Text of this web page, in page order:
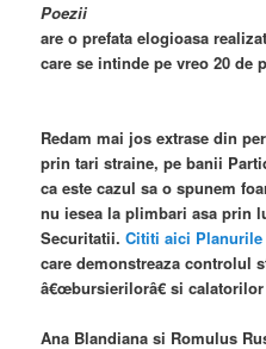
Poezii
are o prefata elogioasa
care se intinde pe vreo 20 de
Redam mai jos extrase din
prin tari straine, pe banii
ca este cazul sa o spunem
nu iesea la plimbari asa prin
Securitatii.Cititi aici
care demonstreaza controlul
â€œbursierilorâ€ si
Ana Blandiana si Romulus